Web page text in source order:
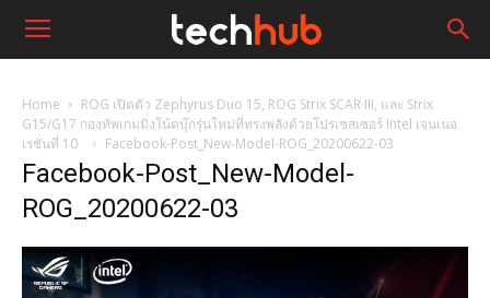
Home
ROG เปิดตัว Zephyrus Duo 15, ROG Strix SCAR III, และ Strix
G15/G17 กองทัพเกมมิ่งโน้ตบุ๊กรุ่นใหม่ที่ทรงพลังด้วยโปรเซสเซอร์ Intel เจนเนอ
เรชั่นที่ 10
Facebook-Post_New-Model-ROG_20200622-03
Facebook-Post_New-Model-
ROG_20200622-03